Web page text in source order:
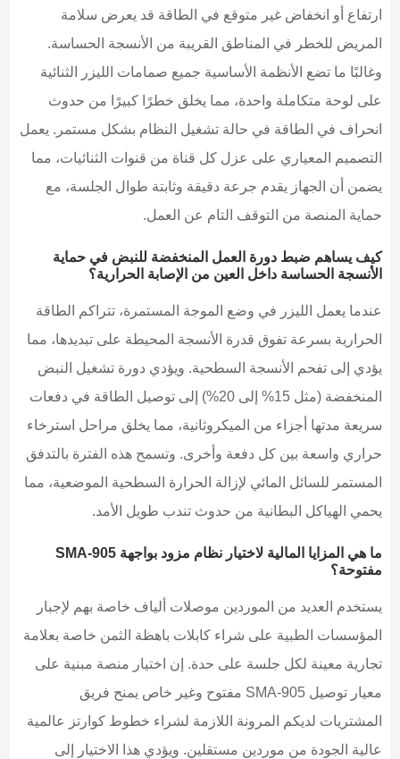
ارتفاع أو انخفاض غير متوقع في الطاقة قد يعرض سلامة
المريض للخطر في المناطق القريبة من الأنسجة الحساسة.
وغالبًا ما تضع الأنظمة الأساسية جميع صمامات الليزر الثنائية
على لوحة متكاملة واحدة، مما يخلق خطرًا كبيرًا من حدوث
انحراف في الطاقة في حالة تشغيل النظام بشكل مستمر. يعمل
التصميم المعياري على عزل كل قناة من قنوات الثنائيات، مما
يضمن أن الجهاز يقدم جرعة دقيقة وثابتة طوال الجلسة، مع
حماية المنصة من التوقف التام عن العمل.
كيف يساهم ضبط دورة العمل المنخفضة للنبض في حماية
الأنسجة الحساسة داخل العين من الإصابة الحرارية؟
عندما يعمل الليزر في وضع الموجة المستمرة، تتراكم الطاقة
الحرارية بسرعة تفوق قدرة الأنسجة المحيطة على تبديدها، مما
يؤدي إلى تفحم الأنسجة السطحية. ويؤدي دورة تشغيل النبض
المنخفضة (مثل 15% إلى 20%) إلى توصيل الطاقة في دفعات
سريعة مدتها أجزاء من الميكروثانية، مما يخلق مراحل استرخاء
حراري واسعة بين كل دفعة وأخرى. وتسمح هذه الفترة بالتدفق
المستمر للسائل المائي لإزالة الحرارة السطحية الموضعية، مما
يحمي الهياكل البطانية من حدوث تندب طويل الأمد.
ما هي المزايا المالية لاختيار نظام مزود بواجهة SMA-905
مفتوحة؟
يستخدم العديد من الموردين موصلات ألياف خاصة بهم لإجبار
المؤسسات الطبية على شراء كابلات باهظة الثمن خاصة بعلامة
تجارية معينة لكل جلسة على حدة. إن اختيار منصة مبنية على
معيار توصيل SMA-905 مفتوح وغير خاص يمنح فريق
المشتريات لديكم المرونة اللازمة لشراء خطوط كوارتز عالمية
عالية الجودة من موردين مستقلين. ويؤدي هذا الاختيار إلى